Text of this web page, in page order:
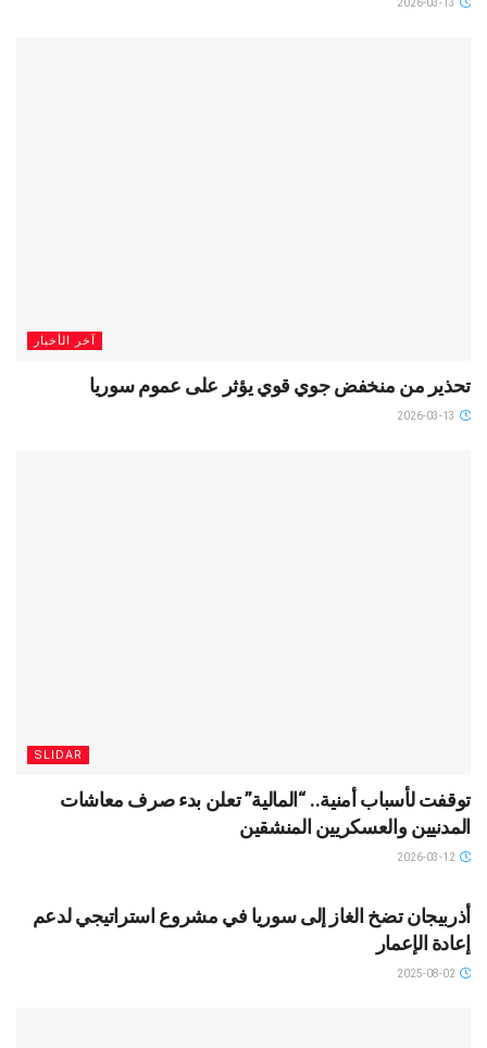
آخر الأخبار
تحذير من منخفض جوي قوي يؤثر على عموم سوريا
SLIDAR
توقفت لأسباب أمنية.. “المالية” تعلن بدء صرف معاشات
المدنيين والعسكريين المنشقين
أذربيجان تضخ الغاز إلى سوريا في مشروع استراتيجي لدعم
إعادة الإعمار